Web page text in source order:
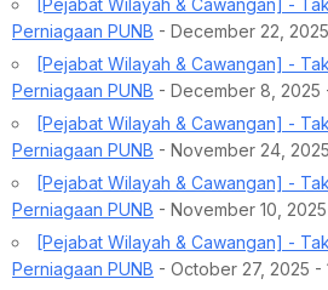
[Pejabat Wilayah & Cawangan] -
Perniagaan PUNB - December 22,
[Pejabat Wilayah & Cawangan] -
Perniagaan PUNB - December 8, 2025
[Pejabat Wilayah & Cawangan] -
Perniagaan PUNB - November 24,
[Pejabat Wilayah & Cawangan] -
Perniagaan PUNB - November 10,
[Pejabat Wilayah & Cawangan] -
Perniagaan PUNB - October 27, 2025 -